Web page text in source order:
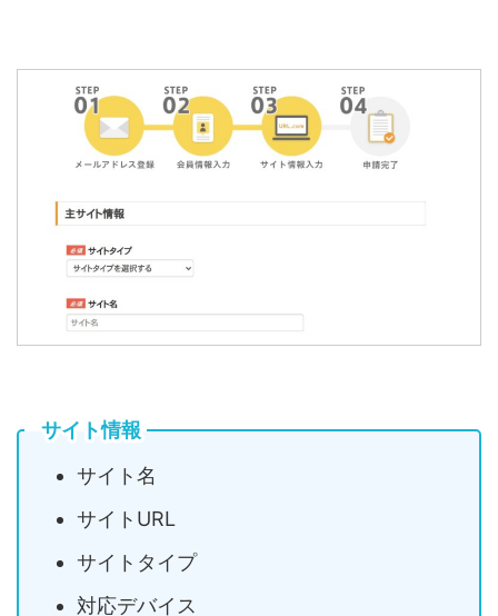
サイト情報
サイト名
サイトURL
サイトタイプ
対応デバイス